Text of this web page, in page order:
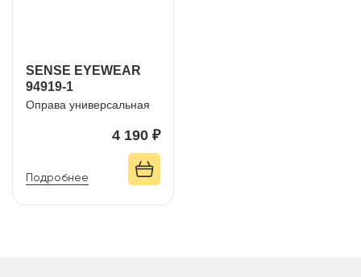
SENSE EYEWEAR
94919-1
Оправа универсальная
4 190 ₽
Подробнее